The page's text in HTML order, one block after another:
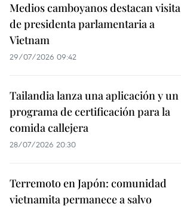
Medios camboyanos destacan visita
de presidenta parlamentaria a
Vietnam
29/07/2026 09:42
Tailandia lanza una aplicación y un
programa de certificación para la
comida callejera
28/07/2026 20:30
Terremoto en Japón: comunidad
vietnamita permanece a salvo